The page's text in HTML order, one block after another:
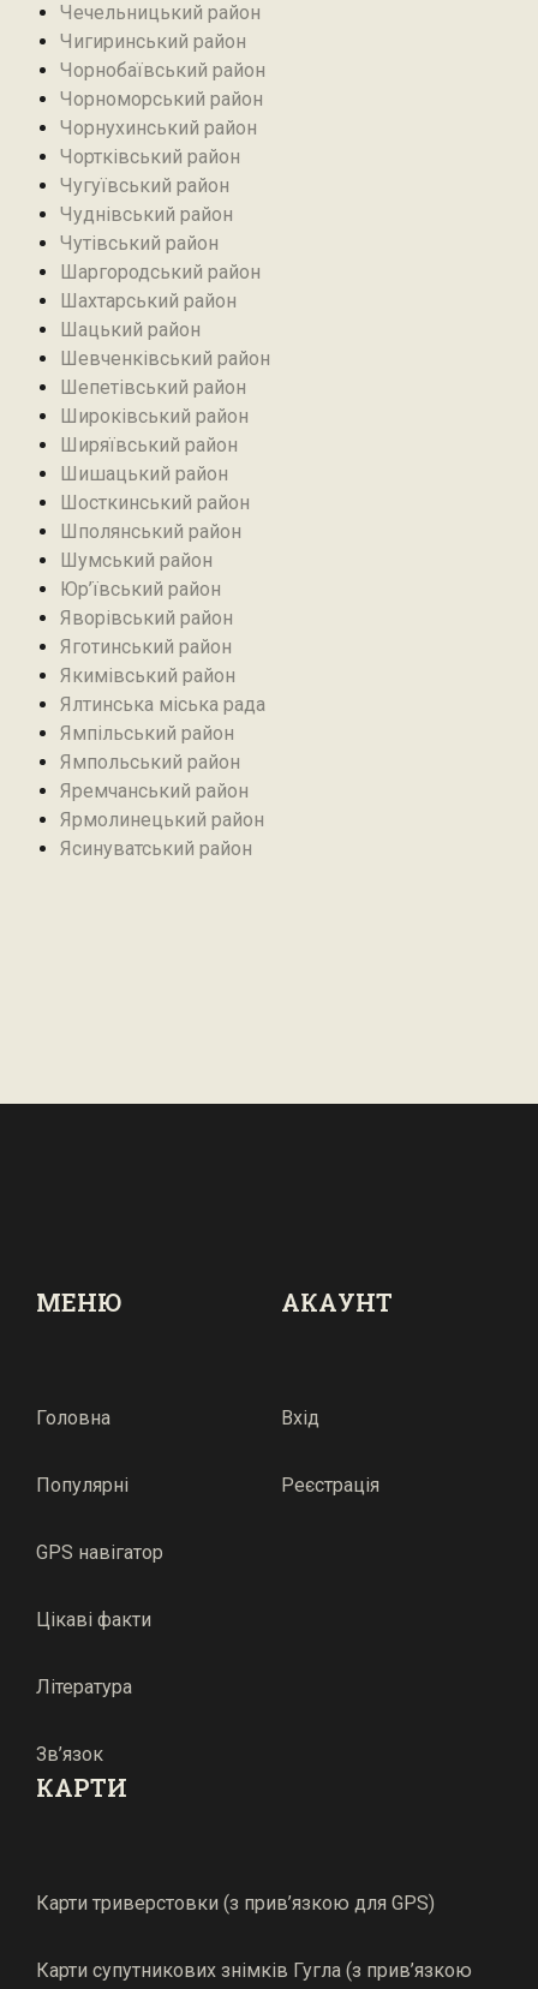
Чечельницький район
Чигиринський район
Чорнобаївський район
Чорноморський район
Чорнухинський район‎
Чортківський район
Чугуївський район
Чуднівський район
Чутівський район
Шаргородський район
Шахтарський район‎
Шацький район
Шевченківський район
Шепетівський район
Широківський район
Ширяївський район
Шишацький район
Шосткинський район
Шполянський район
Шумський район
Юр’ївський район
Яворівський район
Яготинський район
Якимівський район
Ялтинська міська рада
Ямпільський район
Ямпольський район
Яремчанський район
Ярмолинецький район
Ясинуватський район
МЕНЮ
Головна
Популярні
GPS навігатор
Цікаві факти
Література
Зв’язок
АКАУНТ
Вхід
Реєстрація
КАРТИ
Карти триверстовки (з прив’язкою для GPS)
Карти супутникових знімків Гугла (з прив’язкою